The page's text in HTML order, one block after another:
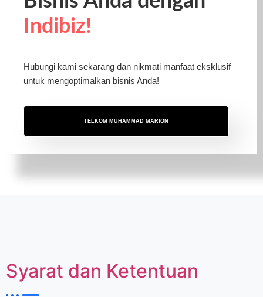
Indibiz!
Hubungi kami sekarang dan nikmati manfaat eksklusif
untuk mengoptimalkan bisnis Anda!
TELKOM MUHAMMAD MARION
Syarat dan Ketentuan